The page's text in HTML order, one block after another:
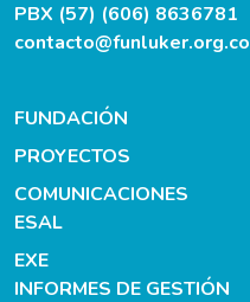
PBX (57) (606) 8636781
contacto@funluker.org.co
FUNDACIÓN
PROYECTOS
COMUNICACIONES
ESAL
EXE
INFORMES DE GESTIÓN